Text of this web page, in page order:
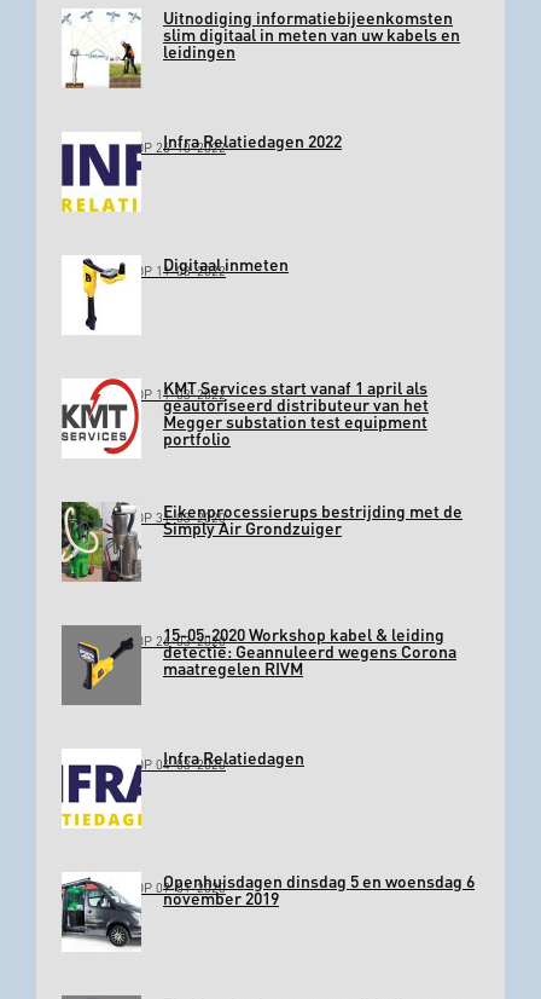
Uitnodiging informatiebijeenkomsten
slim digitaal in meten van uw kabels en
leidingen
GEPLAATST OP 26-10-2022Infra Relatiedagen 2022
GEPLAATST OP 11-03-2022Digitaal inmeten
GEPLAATST OP 11-03-2022KMT Services start vanaf 1 april als
geautoriseerd distributeur van het
Megger substation test equipment
portfolio
GEPLAATST OP 31-03-2020Eikenprocessierups bestrijding met de
Simply Air Grondzuiger
GEPLAATST OP 26-03-202015-05-2020 Workshop kabel & leiding
detectie: Geannuleerd wegens Corona
maatregelen RIVM
GEPLAATST OP 04-03-2020Infra Relatiedagen
GEPLAATST OP 09-01-2020Openhuisdagen dinsdag 5 en woensdag 6
november 2019